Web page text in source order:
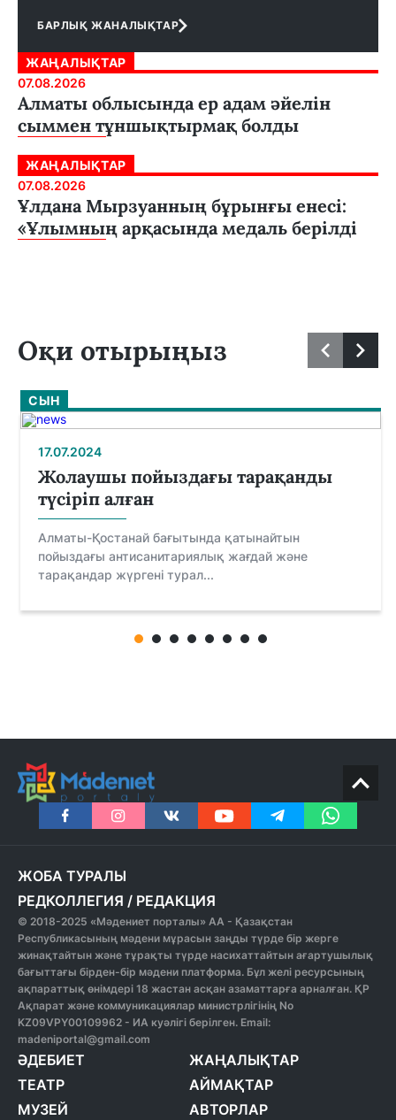
БАРЛЫҚ ЖАНАЛЫҚТАР
ЖАҢАЛЫҚТАР
07.08.2026
Алматы облысында ер адам әйелін
сыммен тұншықтырмақ болды
ЖАҢАЛЫҚТАР
07.08.2026
Ұлдана Мырзуанның бұрынғы енесі:
«Ұлымның арқасында медаль берілді
Оқи отырыңыз
СЫН
17.07.2024
Жолаушы пойыздағы тарақанды
түсіріп алған
Алматы-Қостанай бағытында қатынайтын
пойыздағы антисанитариялық жағдай және
тарақандар жүргені турал...
ЖОБА ТУРАЛЫ
РЕДКОЛЛЕГИЯ / РЕДАКЦИЯ
© 2018-2025 «Мәдениет порталы» АА - Қазақстан
Республикасының мәдени мұрасын заңды түрде бір жерге
жинақтайтын және тұрақты түрде насихаттайтын ағартушылық
бағыттағы бірден-бір мәдени платформа. Бұл желі ресурсының
ақпараттық өнімдері 18 жастан асқан азаматтарға арналған. ҚР
Ақпарат және коммуникациялар министрлігінің No
KZ09VPY00109962 - ИА куәлігі берілген. Email:
madeniportal@gmail.com
ӘДЕБИЕТ
ТЕАТР
МУЗЕЙ
ЖАҢАЛЫҚТАР
АЙМАҚТАР
АВТОРЛАР